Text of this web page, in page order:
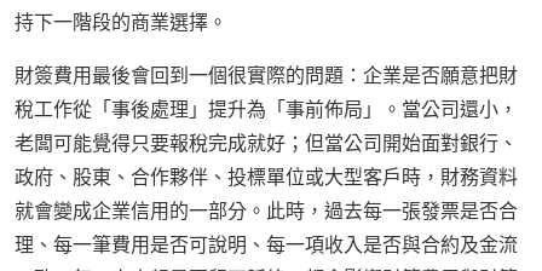
持下一階段的商業選擇。
財簽費用最後會回到一個很實際的問題：企業是否願意把財
稅工作從「事後處理」提升為「事前佈局」。當公司還小，
老闆可能覺得只要報稅完成就好；但當公司開始面對銀行、
政府、股東、合作夥伴、投標單位或大型客戶時，財務資料
就會變成企業信用的一部分。此時，過去每一張發票是否合
理、每一筆費用是否可說明、每一項收入是否與合約及金流